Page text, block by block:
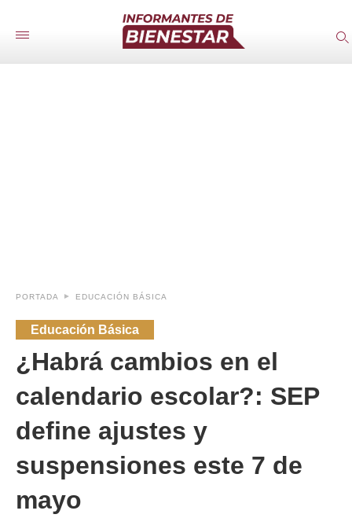
PORTADA EDUCACIÓN BÁSICA
Educación Básica
¿Habrá cambios en el
calendario escolar?: SEP
define ajustes y
suspensiones este 7 de
mayo